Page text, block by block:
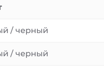
/ черный
/ черный